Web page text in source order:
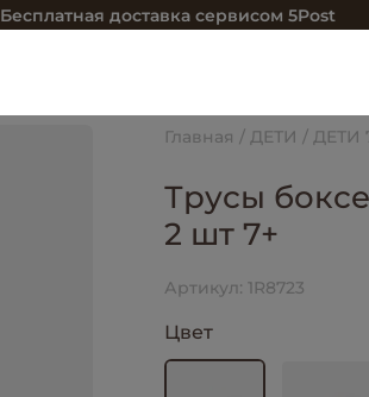
Бесплатная доставка сервисом 5Post
Главная ДЕТИ ДЕТИ
Трусы
2 шт 7+
Артикул: 1R8723
Цвет